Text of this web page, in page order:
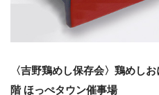
〈吉野鶏めし保存会〉鶏めし
階 ほっぺタウン催事場